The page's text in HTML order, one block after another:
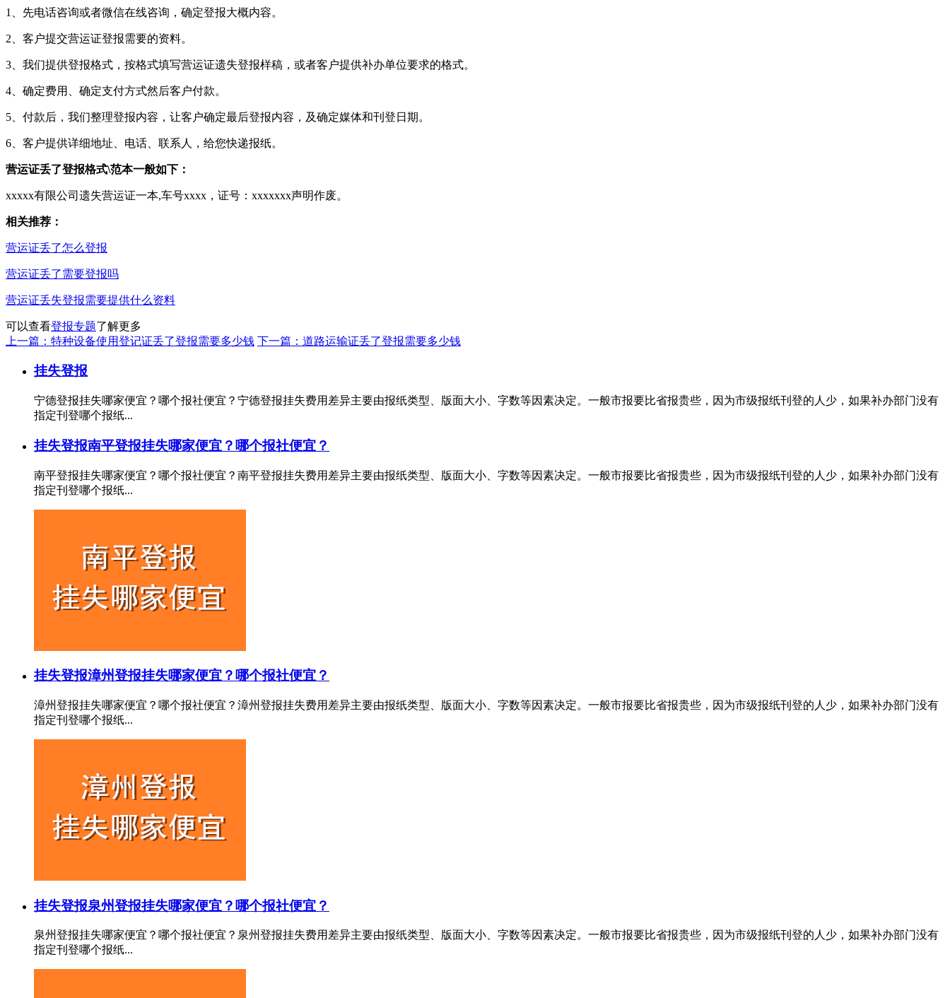
1、先电话咨询或者微信在线咨询，确定登报大概内容。
2、客户提交营运证登报需要的资料。
3、我们提供登报格式，按格式填写营运证遗失登报样稿，或者客户提供补办单位要求的格式。
4、确定费用、确定支付方式然后客户付款。
5、付款后，我们整理登报内容，让客户确定最后登报内容，及确定媒体和刊登日期。
6、客户提供详细地址、电话、联系人，给您快递报纸。
营运证丢了登报格式\范本一般如下：
xxxxx有限公司遗失营运证一本,车号xxxx，证号：xxxxxxx声明作废。
相关推荐：
营运证丢了怎么登报
营运证丢了需要登报吗
营运证丢失登报需要提供什么资料
可以查看登报专题了解更多
上一篇：特种设备使用登记证丢了登报需要多少钱 下一篇：道路运输证丢了登报需要多少钱
挂失登报
宁德登报挂失哪家便宜？哪个报社便宜？宁德登报挂失费用差异主要由报纸类型、版面大小、字数等因素决定。一般市报要比省报贵些，因为市级报纸刊登的人少，如果补办部门没有
指定刊登哪个报纸...
挂失登报南平登报挂失哪家便宜？哪个报社便宜？
南平登报挂失哪家便宜？哪个报社便宜？南平登报挂失费用差异主要由报纸类型、版面大小、字数等因素决定。一般市报要比省报贵些，因为市级报纸刊登的人少，如果补办部门没有
指定刊登哪个报纸...
挂失登报漳州登报挂失哪家便宜？哪个报社便宜？
漳州登报挂失哪家便宜？哪个报社便宜？漳州登报挂失费用差异主要由报纸类型、版面大小、字数等因素决定。一般市报要比省报贵些，因为市级报纸刊登的人少，如果补办部门没有
指定刊登哪个报纸...
挂失登报泉州登报挂失哪家便宜？哪个报社便宜？
泉州登报挂失哪家便宜？哪个报社便宜？泉州登报挂失费用差异主要由报纸类型、版面大小、字数等因素决定。一般市报要比省报贵些，因为市级报纸刊登的人少，如果补办部门没有
指定刊登哪个报纸...